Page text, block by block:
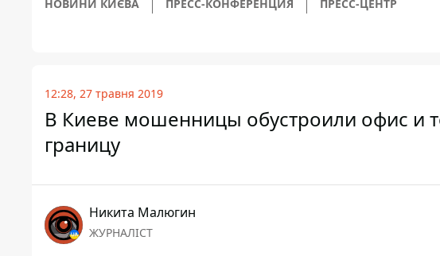
НОВИНИ КИЄВА ПРЕСС-КОНФЕРЕНЦИЯ ПРЕСС-ЦЕНТР
12:28, 27 травня 2019
В Киеве мошенницы обустроили офис и
границу
Никита Малюгин
ЖУРНАЛІСТ